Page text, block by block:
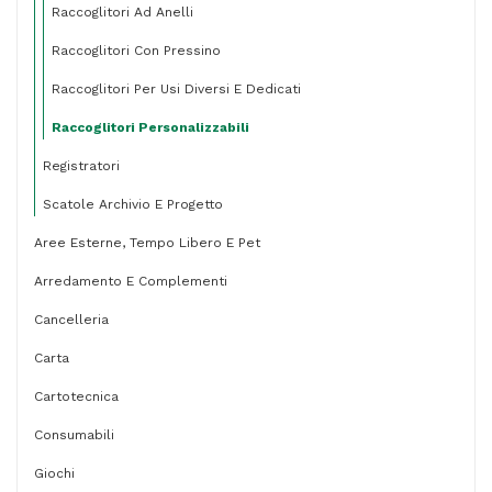
Raccoglitori Ad Anelli
Raccoglitori Con Pressino
Raccoglitori Per Usi Diversi E Dedicati
Raccoglitori Personalizzabili
Registratori
Scatole Archivio E Progetto
Aree Esterne, Tempo Libero E Pet
Arredamento E Complementi
Cancelleria
Carta
Cartotecnica
Consumabili
Giochi